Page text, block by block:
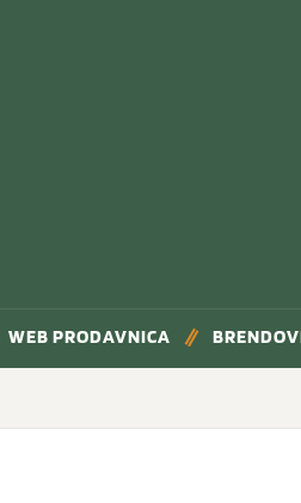
WEB PRODAVNICA